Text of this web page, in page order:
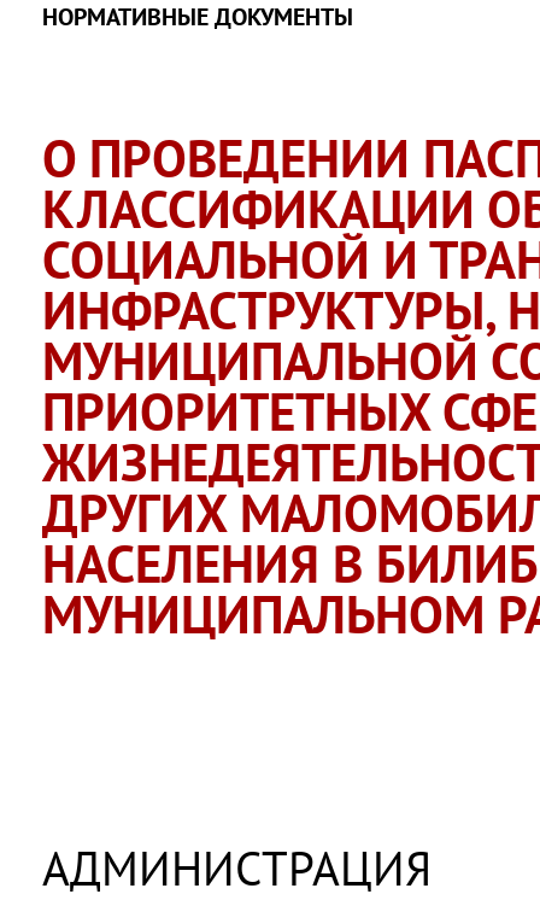
НОРМАТИВНЫЕ ДОКУМЕНТЫ
О ПРОВЕДЕНИИ
КЛАССИФИКАЦИИ
СОЦИАЛЬНОЙ И
ИНФРАСТРУКТУРЫ,
МУНИЦИПАЛЬНОЙ
ПРИОРИТЕТНЫХ
ДРУГИХ
НАСЕЛЕНИЯ В
МУНИЦИПАЛЬНОМ
АДМИНИСТРАЦИЯ